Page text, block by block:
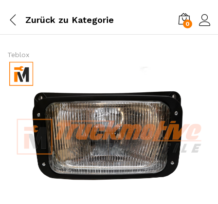
Zurück zu Kategorie 0
Teblox